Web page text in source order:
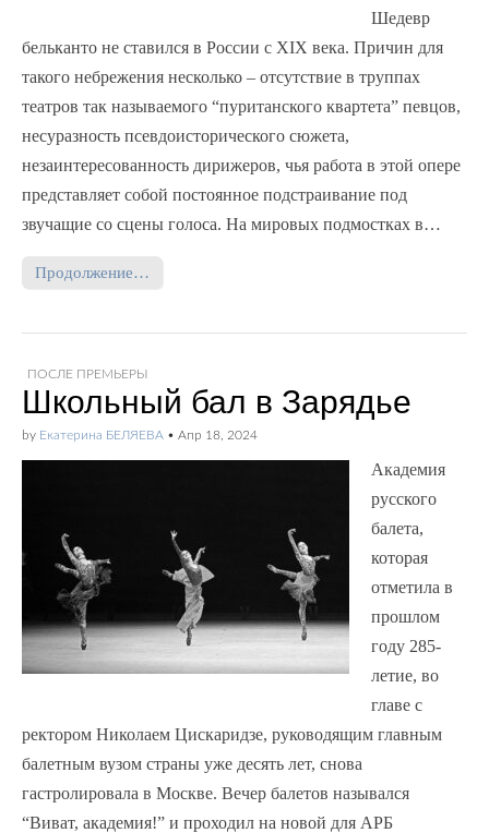
Шедевр
бельканто не ставился в России с XIX века. Причин для
такого небрежения несколько – отсутствие в труппах
театров так называемого “пуританского квартета” певцов,
несуразность псевдоисторического сюжета,
незаинтересованность дирижеров, чья работа в этой опере
представляет собой постоянное подстраивание под
звучащие со сцены голоса. На мировых подмостках в…
Продолжение…
ПОСЛЕ ПРЕМЬЕРЫ
Школьный бал в Зарядье
by Екатерина БЕЛЯЕВА • Апр 18, 2024
Академия
русского
балета,
которая
отметила в
прошлом
году 285-
летие, во
главе с
ректором Николаем Цискаридзе, руководящим главным
балетным вузом страны уже десять лет, снова
гастролировала в Москве. Вечер балетов назывался
“Виват, академия!” и проходил на новой для АРБ